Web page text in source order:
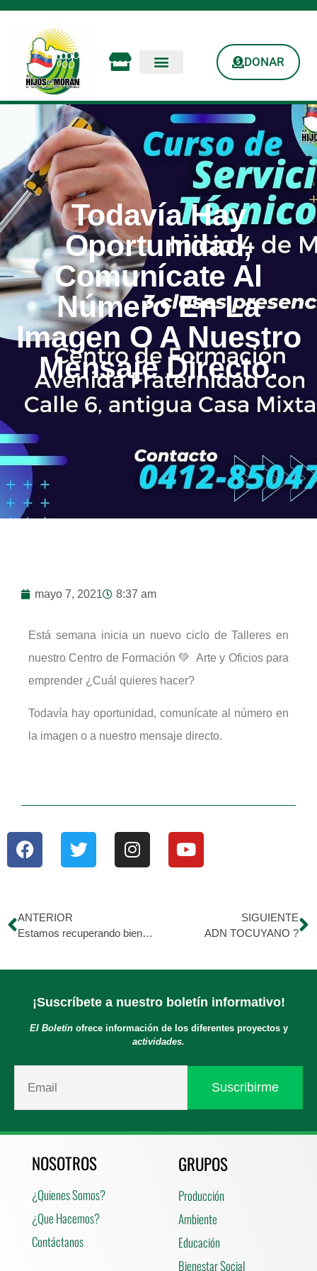
DONAR
Todavía Hay
Oportunidad,
Comunícate Al
Número En La
Imagen O A Nuestro
Mensaje Directo.
mayo 7, 2021 8:37 am
Está semana inicia un nuevo ciclo de Talleres en
nuestro Centro de Formación 💚 Arte y Oficios para
emprender ¿Cuál quieres hacer?
Todavía hay oportunidad, comunícate al número en
la imagen o a nuestro mensaje directo.
ANTERIOR
Estamos recuperando bienes que hemos recibido como donaciones. ?
SIGUIENTE
ADN TOCUYANO ?
¡Suscríbete a nuestro boletín informativo!
El Boletínofrece información de los diferentes proyectos y
actividades.
NOSOTROS
¿Quienes Somos?
¿Que Hacemos?
Contáctanos
GRUPOS
Producción
Ambiente
Educación
Bienestar Social